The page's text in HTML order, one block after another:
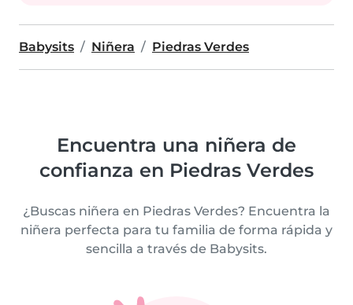
Babysits Niñera Piedras Verdes
Encuentra una niñera de
confianza en Piedras Verdes
¿Buscas niñera en Piedras Verdes? Encuentra la
niñera perfecta para tu familia de forma rápida y
sencilla a través de Babysits.